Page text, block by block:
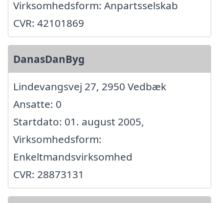
Virksomhedsform: Anpartsselskab
CVR: 42101869
DanasDanByg
Lindevangsvej 27, 2950 Vedbæk
Ansatte: 0
Startdato: 01. august 2005,
Virksomhedsform:
Enkeltmandsvirksomhed
CVR: 28873131